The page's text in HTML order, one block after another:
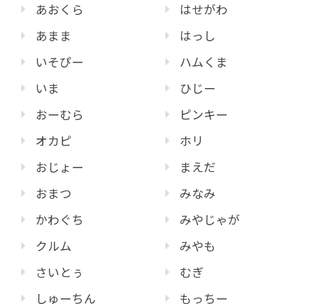
あおくら
あまま
いそぴー
いま
おーむら
オカピ
おじょー
おまつ
かわぐち
クルム
さいとぅ
しゅーちん
はせがわ
はっし
ハムくま
ひじー
ピンキー
ホリ
まえだ
みなみ
みやじゃが
みやも
むぎ
もっちー